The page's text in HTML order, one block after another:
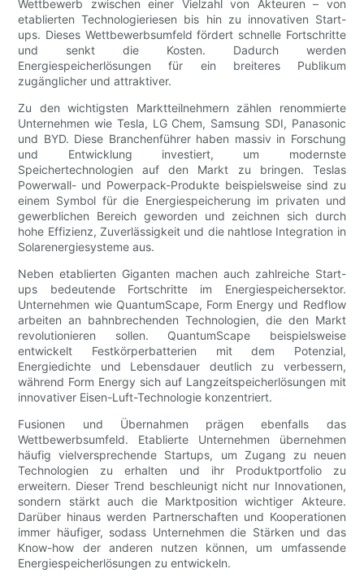
Wettbewerb zwischen einer Vielzahl von Akteuren – von
etablierten Technologieriesen bis hin zu innovativen Start-
ups. Dieses Wettbewerbsumfeld fördert schnelle Fortschritte
und senkt die Kosten. Dadurch werden
Energiespeicherlösungen für ein breiteres Publikum
zugänglicher und attraktiver.
Zu den wichtigsten Marktteilnehmern zählen renommierte
Unternehmen wie Tesla, LG Chem, Samsung SDI, Panasonic
und BYD. Diese Branchenführer haben massiv in Forschung
und Entwicklung investiert, um modernste
Speichertechnologien auf den Markt zu bringen. Teslas
Powerwall- und Powerpack-Produkte beispielsweise sind zu
einem Symbol für die Energiespeicherung im privaten und
gewerblichen Bereich geworden und zeichnen sich durch
hohe Effizienz, Zuverlässigkeit und die nahtlose Integration in
Solarenergiesysteme aus.
Neben etablierten Giganten machen auch zahlreiche Start-
ups bedeutende Fortschritte im Energiespeichersektor.
Unternehmen wie QuantumScape, Form Energy und Redflow
arbeiten an bahnbrechenden Technologien, die den Markt
revolutionieren sollen. QuantumScape beispielsweise
entwickelt Festkörperbatterien mit dem Potenzial,
Energiedichte und Lebensdauer deutlich zu verbessern,
während Form Energy sich auf Langzeitspeicherlösungen mit
innovativer Eisen-Luft-Technologie konzentriert.
Fusionen und Übernahmen prägen ebenfalls das
Wettbewerbsumfeld. Etablierte Unternehmen übernehmen
häufig vielversprechende Startups, um Zugang zu neuen
Technologien zu erhalten und ihr Produktportfolio zu
erweitern. Dieser Trend beschleunigt nicht nur Innovationen,
sondern stärkt auch die Marktposition wichtiger Akteure.
Darüber hinaus werden Partnerschaften und Kooperationen
immer häufiger, sodass Unternehmen die Stärken und das
Know-how der anderen nutzen können, um umfassende
Energiespeicherlösungen zu entwickeln.